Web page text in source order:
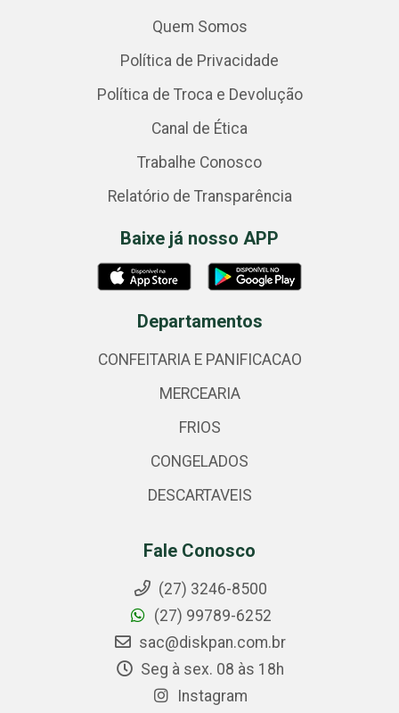
Quem Somos
Política de Privacidade
Política de Troca e Devolução
Canal de Ética
Trabalhe Conosco
Relatório de Transparência
Baixe já nosso APP
Departamentos
CONFEITARIA E PANIFICACAO
MERCEARIA
FRIOS
CONGELADOS
DESCARTAVEIS
Fale Conosco
(27) 3246-8500
(27) 99789-6252
sac@diskpan.com.br
Seg à sex. 08 às 18h
Instagram